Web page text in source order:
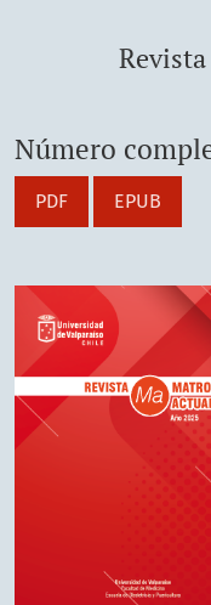
Número
PDF EPUB